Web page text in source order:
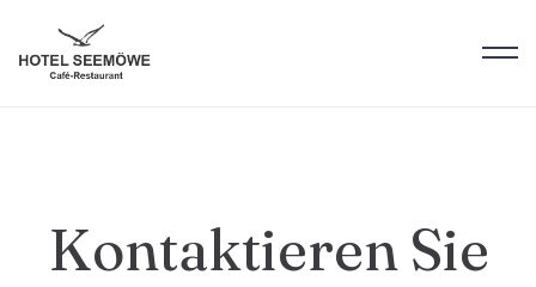
Kontaktieren Sie